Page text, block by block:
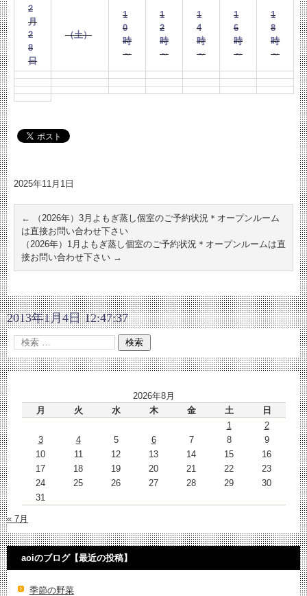
2
月
2
8
日
（土）
1
0
時
～
1
2
時
～
1
4
時
～
1
6
時
～
1
8
時
～
2025年11月1日
←
（2026年）3月よもぎ蒸し個室のご予約状況＊オープンルーム
は直接お問い合わせ下さい
（2026年）1月よもぎ蒸し個室のご予約状況＊オープンルームは直
接お問い合わせ下さい →
2013年1月4日 12:47:37
2026年8月
月
火 水 木 金 土
日
1
2
3
4 5 6 7 8
9
10
11 12 13 14 15
16
17
18 19 20 21 22
23
24
25 26 27 28 29
30
31
« 7月
aoiのブログ【最近の投稿】
季節の野菜